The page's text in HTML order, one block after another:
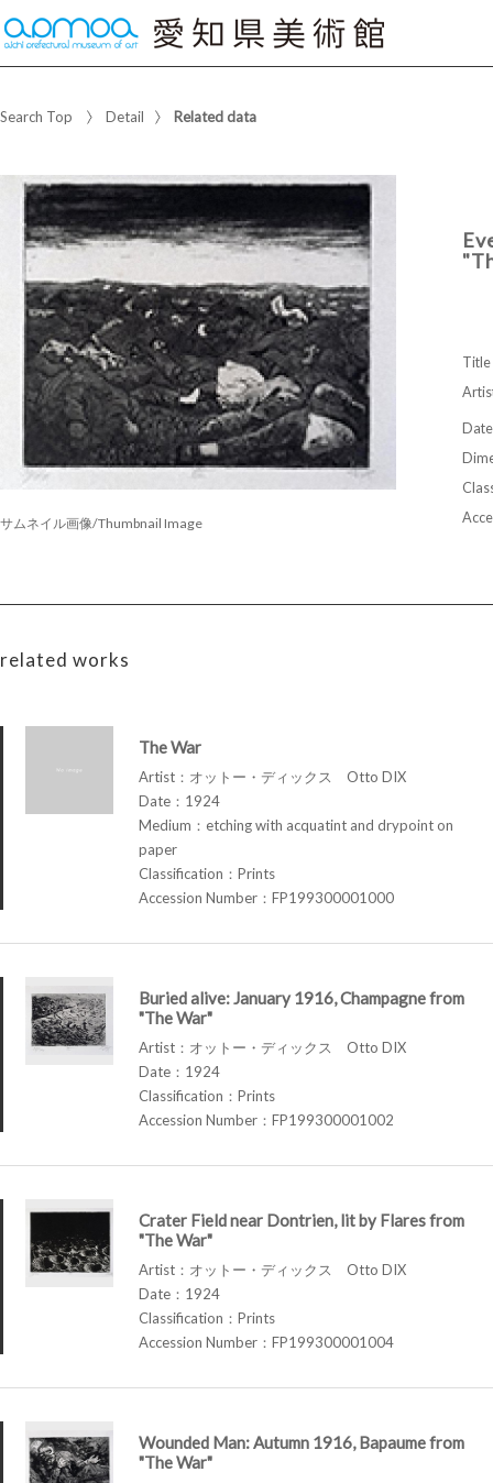
Search Top Detail Related data
サムネイル画像/Thumbnail Image
Title
Date
related works
The War
Artist：オットー・ディックス Otto DIX
Date：1924
Medium：etching with acquatint and drypoint on
paper
Classification：Prints
Accession Number：FP199300001000
Buried alive: January 1916, Champagne from
"The War"
Artist：オットー・ディックス Otto DIX
Date：1924
Classification：Prints
Accession Number：FP199300001002
Crater Field near Dontrien, lit by Flares from
"The War"
Artist：オットー・ディックス Otto DIX
Date：1924
Classification：Prints
Accession Number：FP199300001004
Wounded Man: Autumn 1916, Bapaume from
"The War"